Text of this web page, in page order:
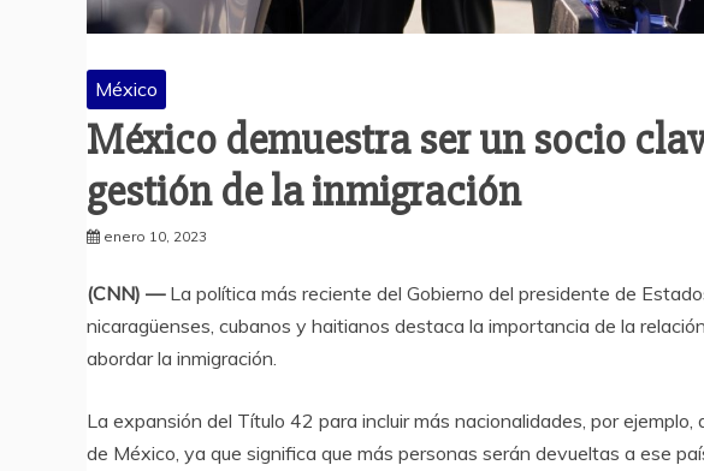
México
México demuestra ser un socio
gestión de la inmigración
enero 10, 2023
(CNN) —La política más reciente del Gobierno del presidente de
nicaragüenses, cubanos y haitianos destaca la importancia de la
abordar la inmigración.
La expansión del Título 42 para incluir más nacionalidades, por
de México, ya que significa que más personas serán devueltas a ese